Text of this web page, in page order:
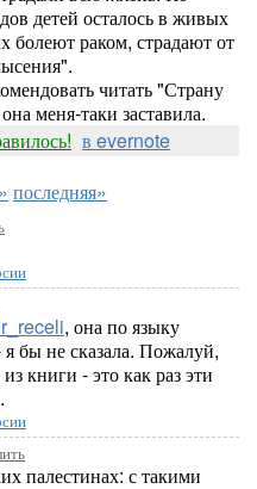
детей осталось в живых
болеют раком, страдают от
читать "Страну
меня-таки заставила.
в evernote
последняя»
, она по языку
бы не сказала. Пожалуй,
книги - это как раз эти
палестинах: с такими